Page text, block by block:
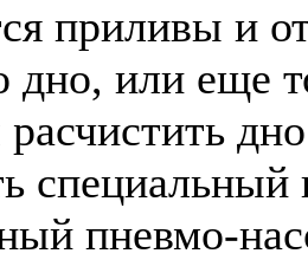
приливы и
дно, или еще
пневмо-